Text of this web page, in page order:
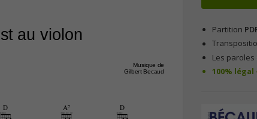
au violon
Musique de
Gilbert Becaud
D A7 D
Partition
Les
100%